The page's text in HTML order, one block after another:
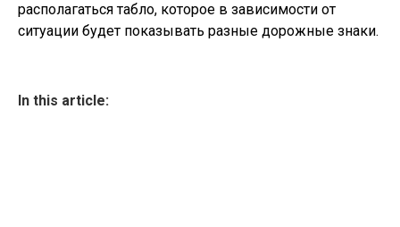
располагаться табло, которое в зависимости от
ситуации будет показывать разные дорожные знаки.
In this article: